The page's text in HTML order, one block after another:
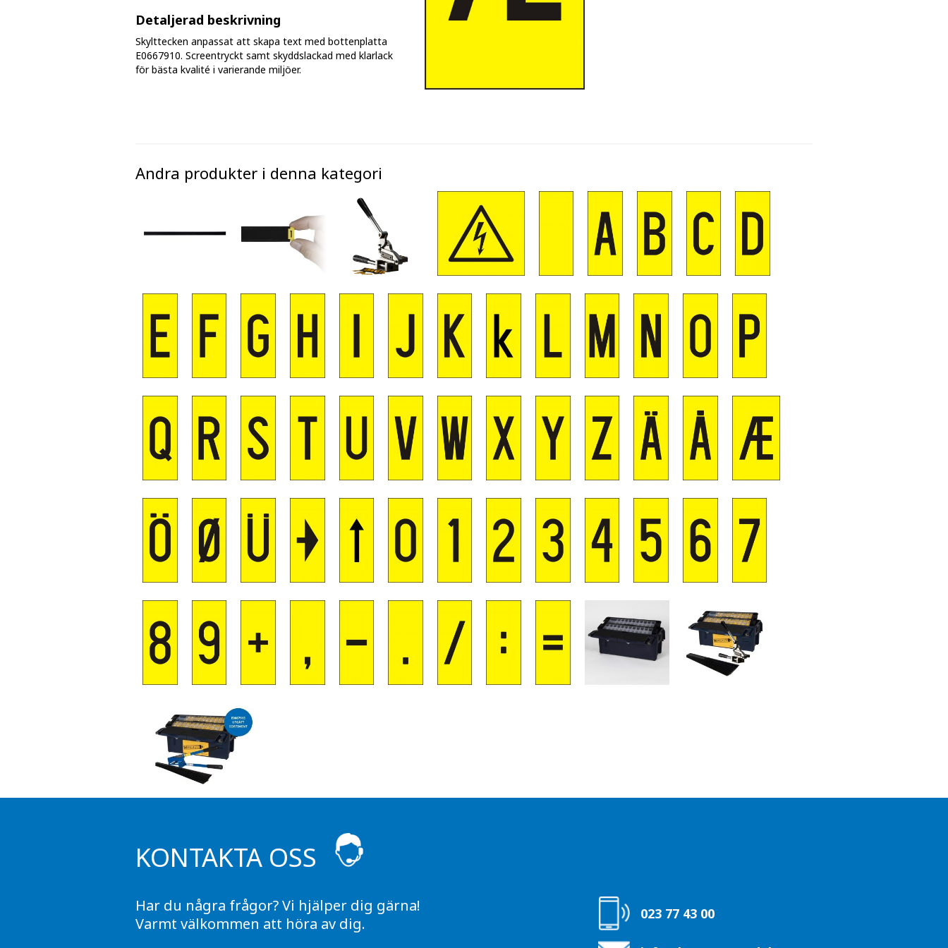
Fasmärkningstejp
Golv - markeringar och tejp
Avspärrningsband och plastkätting
Detaljerad beskrivning
Skylttecken anpassat att skapa text med bottenplatta
E0667910. Screentryckt samt skyddslackad med klarlack
för bästa kvalité i varierande miljöer.
Andra produkter i denna kategori
KONTAKTA OSS
Har du några frågor? Vi hjälper dig gärna!
Varmt välkommen att höra av dig.
023 77 43 00